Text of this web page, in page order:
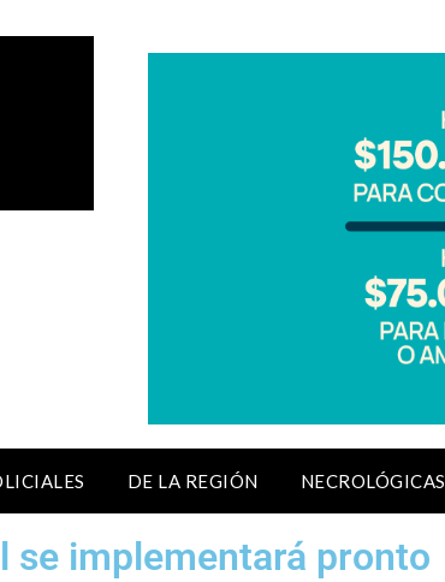
DE LA REGIÓN NECROLÓGICAS
se implementará pronto